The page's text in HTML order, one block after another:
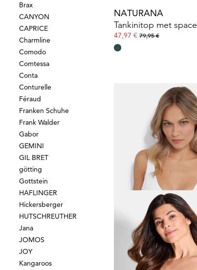
Brax
CANYON
CAPRICE
Charmline
Comodo
Comtessa
Conta
Conturelle
Féraud
Franken Schuhe
Frank Walder
Gabor
GEMINI
GIL BRET
götting
Gottstein
HAFLINGER
Hickersberger
HUTSCHREUTHER
Jana
JOMOS
JOY
Kangaroos
NATURANA
Tankinitop met
47,97 € 79,95 €
NATURANA
54,95 €
Laagste prijs van de afgelopen
38,47 €
(-14%)
NATURANA
41,96 €59,95 €